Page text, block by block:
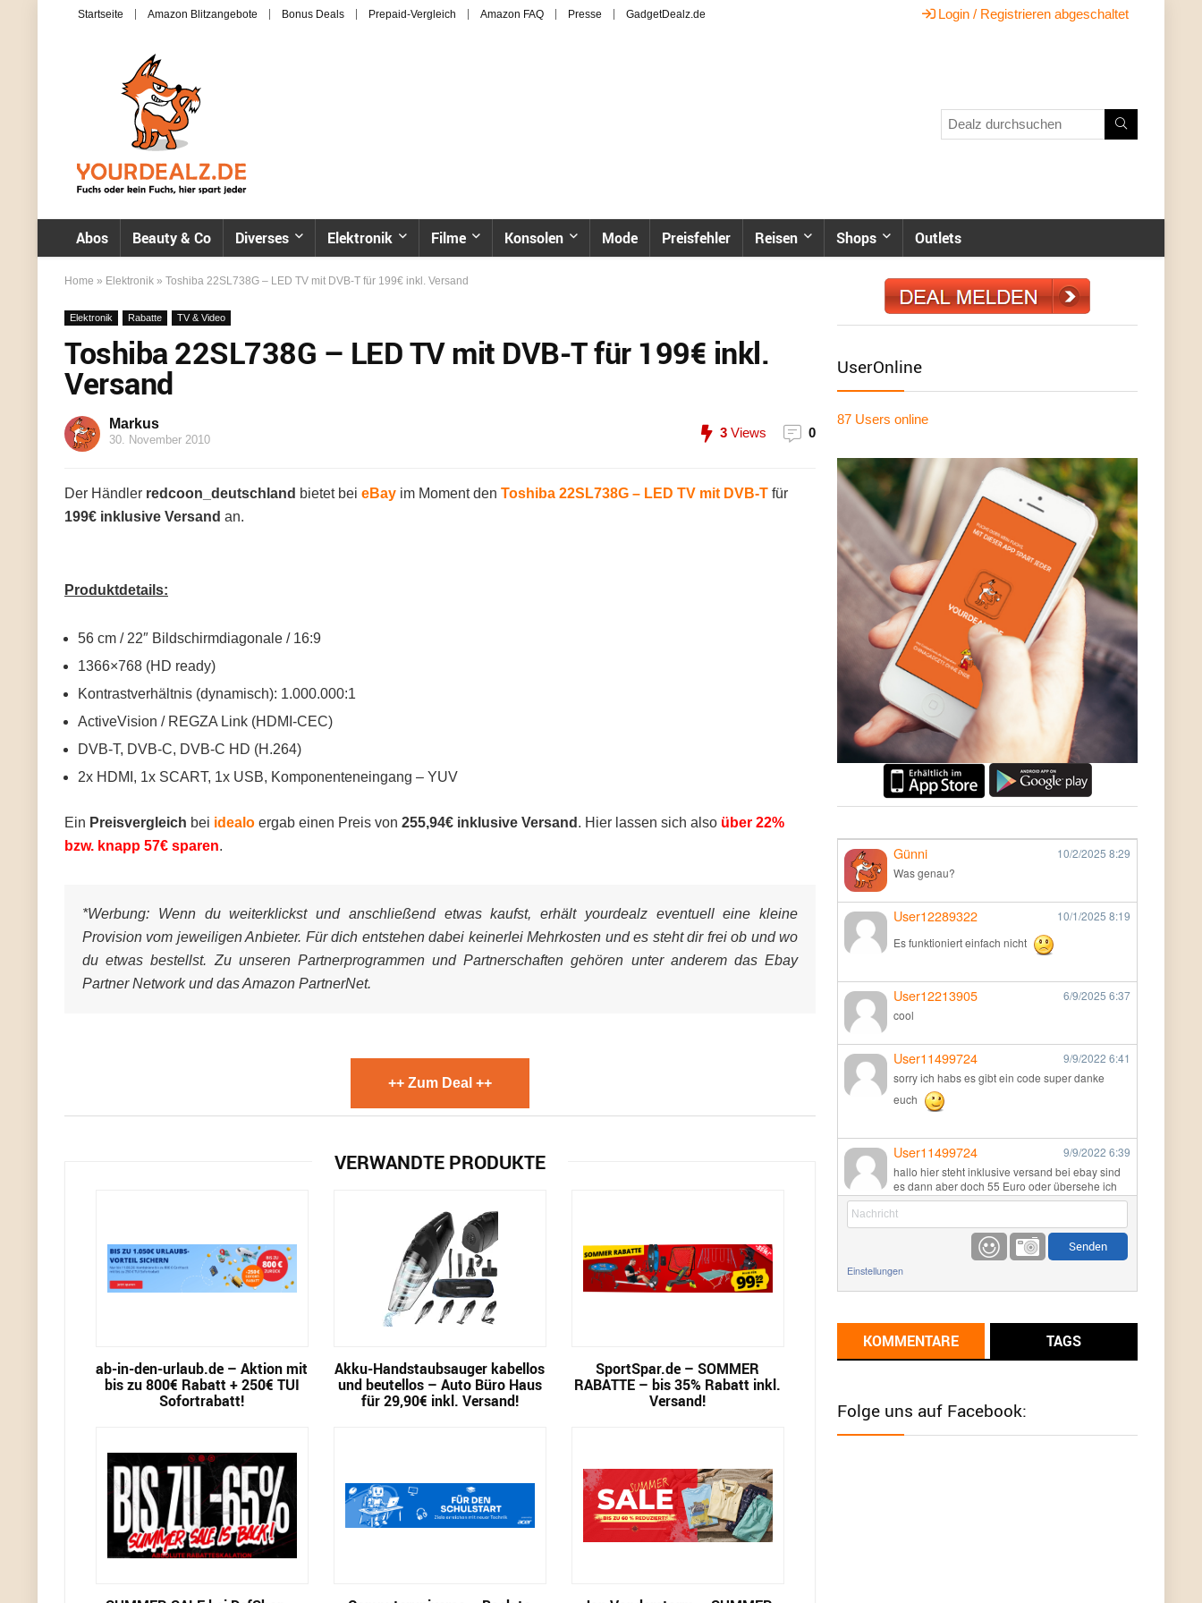
Startseite Amazon Blitzangebote Bonus Deals Prepaid-Vergleich Amazon FAQ Presse GadgetDealz.de Login / Registrieren abgeschaltet
Abos Beauty & Co Diverses Elektronik Filme Konsolen Mode Preisfehler Reisen Shops Outlets
Home » Elektronik » Toshiba 22SL738G – LED TV mit DVB-T für 199€ inkl. Versand
Elektronik Rabatte TV & Video
Toshiba 22SL738G – LED TV mit DVB-T für 199€ inkl.
Versand
Markus
30. November 2010 3 Views 0
Der Händler redcoon_deutschland bietet bei eBay im Moment den Toshiba 22SL738G – LED TV mit DVB-T für
199€ inklusive Versand an.
Produktdetails:
56 cm / 22″ Bildschirmdiagonale / 16:9
1366×768 (HD ready)
Kontrastverhältnis (dynamisch): 1.000.000:1
ActiveVision / REGZA Link (HDMI-CEC)
DVB-T, DVB-C, DVB-C HD (H.264)
2x HDMI, 1x SCART, 1x USB, Komponenteneingang – YUV
Ein Preisvergleich bei idealo ergab einen Preis von 255,94€ inklusive Versand . Hier lassen sich also über 22%
bzw. knapp 57€ sparen.
*Werbung: Wenn du weiterklickst und anschließend etwas kaufst, erhält yourdealz eventuell eine kleine
Provision vom jeweiligen Anbieter. Für dich entstehen dabei keinerlei Mehrkosten und es steht dir frei ob und wo
du etwas bestellst. Zu unseren Partnerprogrammen und Partnerschaften gehören unter anderem das Ebay
Partner Network und das Amazon PartnerNet.
++ Zum Deal ++
VERWANDTE PRODUKTE
ab-in-den-urlaub.de – Aktion mit
bis zu 800€ Rabatt + 250€ TUI
Sofortrabatt!
Akku-Handstaubsauger kabellos
und beutellos – Auto Büro Haus
für 29,90€ inkl. Versand!
SportSpar.de – SOMMER
RABATTE – bis 35% Rabatt inkl.
Versand!
UserOnline
87 Users online
Günni 10/2/2025 8:29
Was genau?
User12289322 10/1/2025 8:19
Es funktioniert einfach nicht
User12213905 6/9/2025 6:37
cool
User11499724 9/9/2022 6:41
sorry ich habs es gibt ein code super danke
euch
User11499724 9/9/2022 6:39
hallo hier steht inklusive versand bei ebay sind
es dann aber doch 55 Euro oder übersehe ich
etwas
9/1/20226:17
Ich glaube du hast den Sinn eines
Schnäppchenblogs noch immer nicht
Günni 9/1/2022
meisten Deals sind Tagespreise!
Einstellungen
KOMMENTARE TAGS
Folge uns auf Facebook: